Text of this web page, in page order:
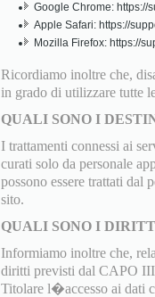
Google Chrome: https://
Apple Safari: https://
Mozilla Firefox: https://
Ricordiamo inoltre che,
in grado di utilizzare tutte
QUALI SONO I
I trattamenti connessi ai
curati solo da personale
possono essere trattati dal
sito.
QUALI SONO I
Informiamo inoltre che,
diritti previsti dal CAPO
Titolare l�accesso ai dati